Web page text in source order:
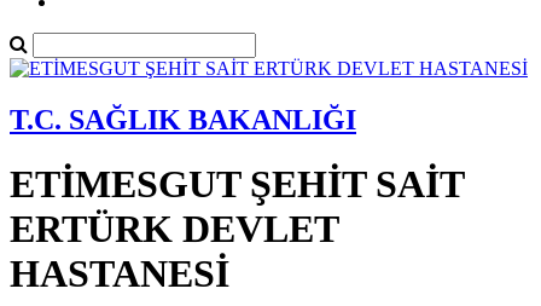
T.C. SAĞLIK BAKANLIĞI
ETİMESGUT ŞEHİT SAİT
ERTÜRK DEVLET
HASTANESİ